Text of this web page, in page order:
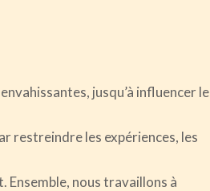
jusqu’à influencer le
restreindre les expériences, les
Ensemble, nous travaillons à